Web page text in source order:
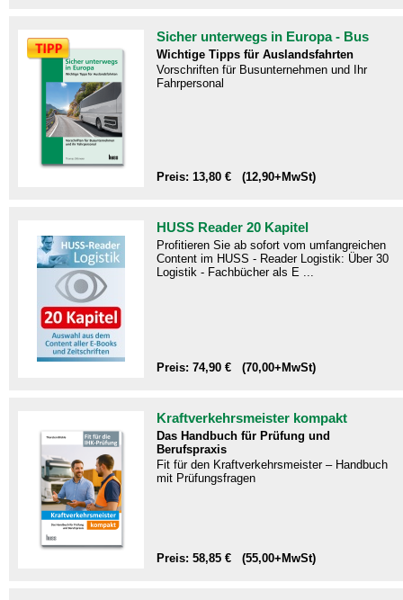
Sicher unterwegs in Europa - Bus
Wichtige Tipps für Auslandsfahrten
Vorschriften für Busunternehmen und Ihr
Fahrpersonal
Preis: 13,80 € (12,90+MwSt)
HUSS Reader 20 Kapitel
Profitieren Sie ab sofort vom umfangreichen
Content im HUSS - Reader Logistik: Über 30
Logistik - Fachbücher als E ...
Preis: 74,90 € (70,00+MwSt)
Kraftverkehrsmeister kompakt
Das Handbuch für Prüfung und
Berufspraxis
Fit für den Kraftverkehrsmeister – Handbuch
mit Prüfungsfragen​
Preis: 58,85 € (55,00+MwSt)